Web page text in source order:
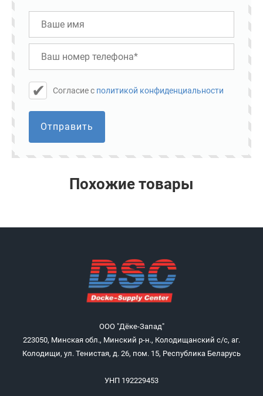
Cогласие с политикой конфиденциальности
Отправить
Похожие товары
ООО "Дёке-Запад"
223050, Минская обл., Минский р-н., Колодищанский с/с, аг.
Колодищи, ул. Тенистая, д. 26, пом. 15, Республика Беларусь
УНП 192229453